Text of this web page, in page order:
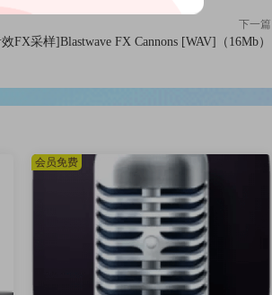
combination of both.
single file on its own. Tagman supports
changes in the meta information at once.
下一篇
FX采样]Blastwave FX Cannons [WAV]（16Mb）
会员免费